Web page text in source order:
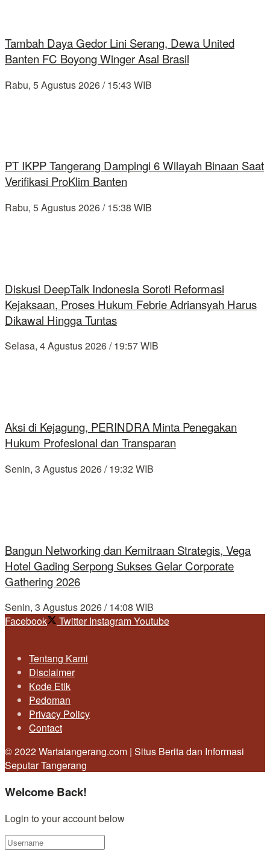
Tambah Daya Gedor Lini Serang, Dewa United
Banten FC Boyong Winger Asal Brasil
Rabu, 5 Agustus 2026 / 15:43 WIB
PT IKPP Tangerang Dampingi 6 Wilayah Binaan Saat
Verifikasi ProKlim Banten
Rabu, 5 Agustus 2026 / 15:38 WIB
Diskusi DeepTalk Indonesia Soroti Reformasi
Kejaksaan, Proses Hukum Febrie Adriansyah Harus
Dikawal Hingga Tuntas
Selasa, 4 Agustus 2026 / 19:57 WIB
Aksi di Kejagung, PERINDRA Minta Penegakan
Hukum Profesional dan Transparan
Senin, 3 Agustus 2026 / 19:32 WIB
Bangun Networking dan Kemitraan Strategis, Vega
Hotel Gading Serpong Sukses Gelar Corporate
Gathering 2026
Senin, 3 Agustus 2026 / 14:08 WIB
Facebook
Twitter InstagramYoutube
Tentang Kami
Disclaimer
Kode Etik
Pedoman
Privacy Policy
Contact
© 2022 Wartatangerang.com | Situs Berita dan Informasi
Seputar Tangerang
Welcome Back!
Login to your account below